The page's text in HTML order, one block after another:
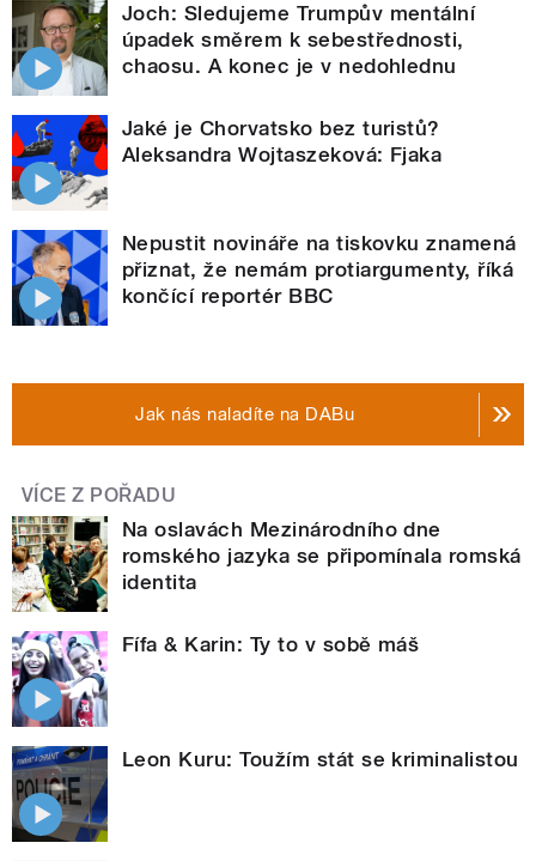
Joch: Sledujeme Trumpův mentální
úpadek směrem k sebestřednosti,
chaosu. A konec je v nedohlednu
Jaké je Chorvatsko bez turistů?
Aleksandra Wojtaszeková: Fjaka
Nepustit novináře na tiskovku znamená
přiznat, že nemám protiargumenty, říká
končící reportér BBC
Jak nás naladíte na DABu
VÍCE Z POŘADU
Na oslavách Mezinárodního dne
romského jazyka se připomínala romská
identita
Fífa & Karin: Ty to v sobě máš
Leon Kuru: Toužím stát se kriminalistou